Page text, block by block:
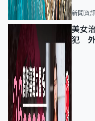
新聞資
美女
犯 外